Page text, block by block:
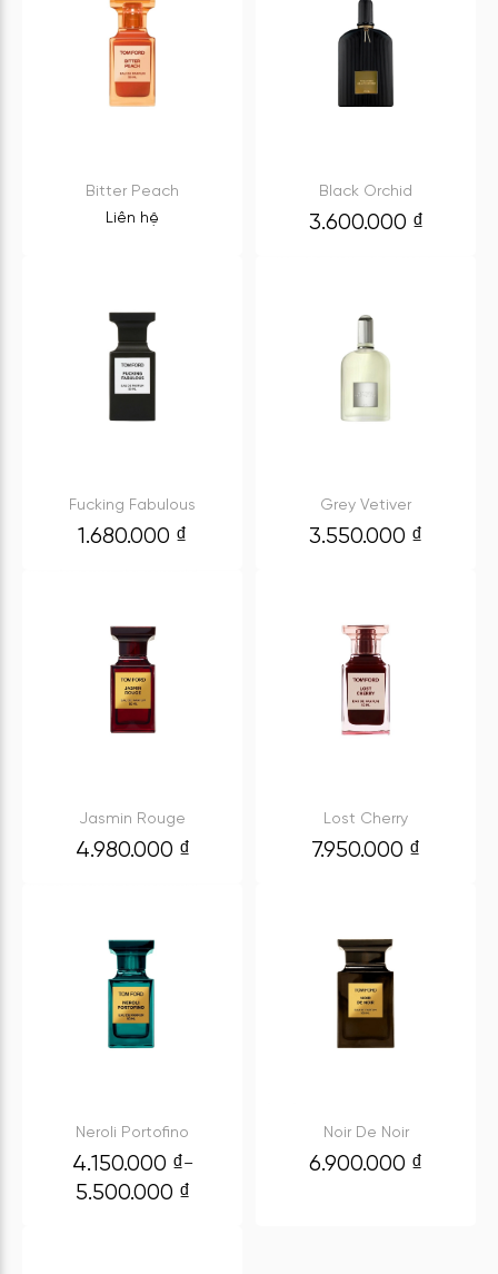
Bitter Peach
Liên hệ
Black Orchid
3.600.000 ₫
Fucking Fabulous
1.680.000 ₫
Grey Vetiver
3.550.000 ₫
Jasmin Rouge
4.980.000 ₫
Lost Cherry
7.950.000 ₫
Neroli Portofino
4.150.000 ₫–
5.500.000 ₫
Noir De Noir
6.900.000 ₫